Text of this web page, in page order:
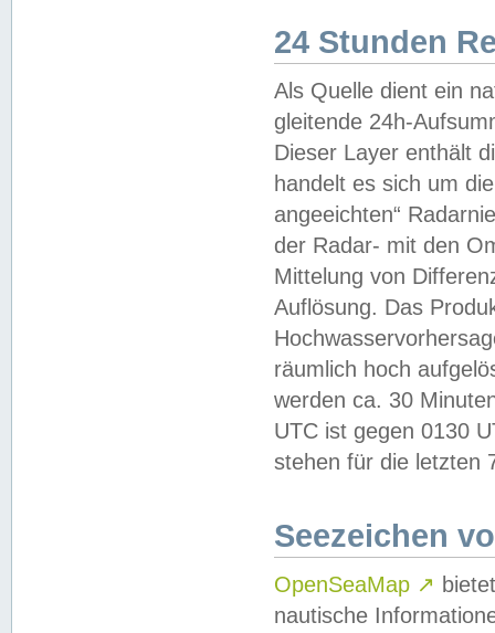
24 Stunden
Als Quelle dient ein
gleitende 24h-
Dieser Layer enthält
handelt es sich um
angeeichten“
der Radar- mit den
Mittelung von
Auflösung. Das
räumlich hoch
werden ca. 30
UTC ist gegen 0130
stehen für die letzten
Seezeichen
OpenSeaMap ↗
nautische